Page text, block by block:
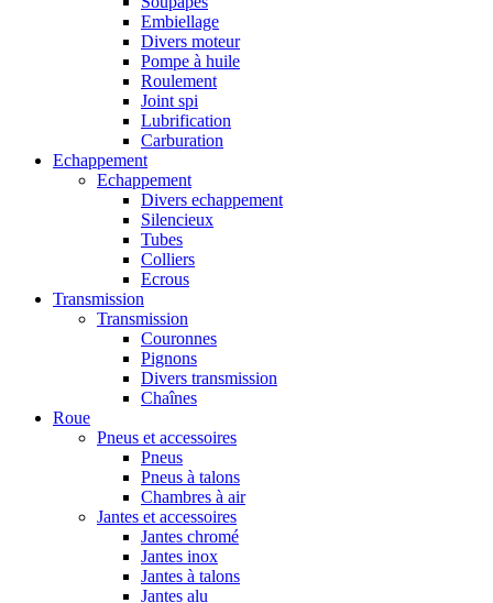
Embiellage
Divers moteur
Pompe à huile
Roulement
Joint spi
Lubrification
Carburation
Echappement
Echappement
Divers echappement
Silencieux
Tubes
Colliers
Ecrous
Transmission
Transmission
Couronnes
Pignons
Divers transmission
Chaînes
Roue
Pneus et accessoires
Pneus
Pneus à talons
Chambres à air
Jantes et accessoires
Jantes chromé
Jantes inox
Jantes à talons
Jantes alu